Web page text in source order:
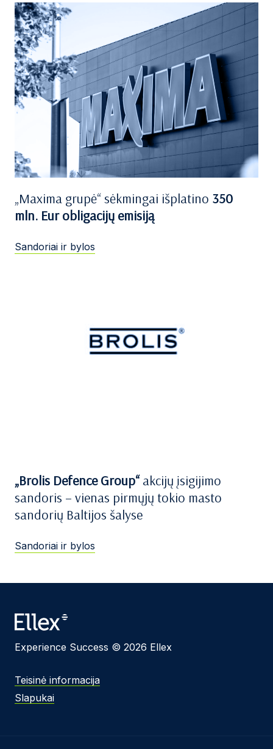
„Maxima grupė“ sėkmingai išplatino 350
mln. Eur obligacijų emisiją
Sandoriai ir bylos
„Brolis Defence Group“akcijų įsigijimo
sandoris – vienas pirmųjų tokio masto
sandorių Baltijos šalyse
Sandoriai ir bylos
Experience Success © 2026 Ellex
Teisinė informacija
Slapukai